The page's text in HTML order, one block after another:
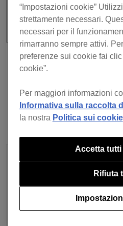
“Impostazioni cookie”
strettamente necessari.
necessari per il
rimarranno sempre attivi.
preferenze sui cookie fai
cookie”.
Per maggiori informazioni
Informativa sulla raccolta
la nostra Politica sui cookie
Rifiuta
Accetta